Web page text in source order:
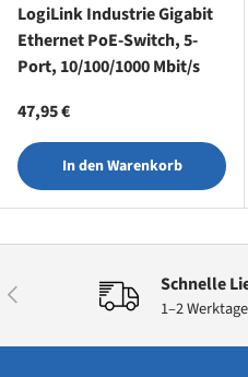
LogiLink Industrie Gigabit
Ethernet PoE-Switch, 5-
Port, 10/100/1000 Mbit/s
Normaler Preis
47,95 €
In den Warenkorb
Vorherige Schnelle
1–2